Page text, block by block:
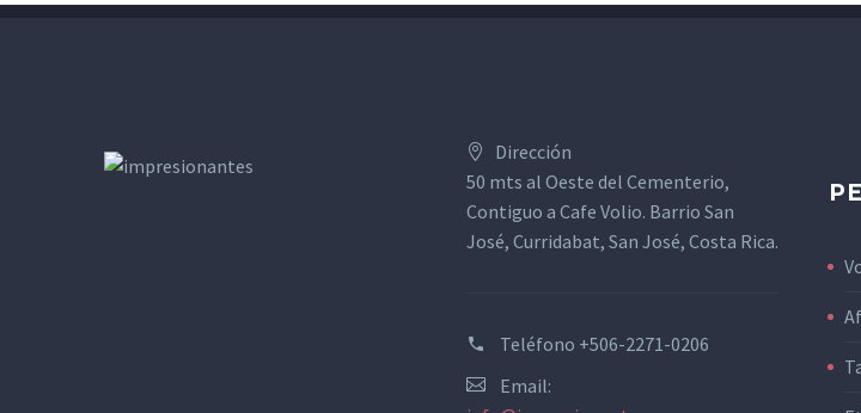
Dirección
50 mts al Oeste del Cementerio,
Contiguo a Cafe Volio. Barrio San
José, Curridabat, San José, Costa Rica.
Teléfono +506-2271-0206
Email: